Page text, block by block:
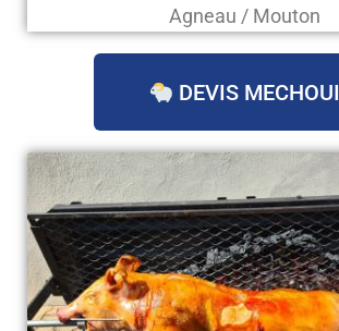
Agneau / Mouton
DEVIS MECHOUI